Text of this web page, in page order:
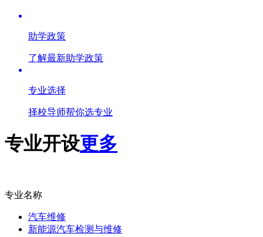
助学政策
了解最新助学政策
专业选择
择校导师帮你选专业
专业开设更多
专业名称
汽车维修
新能源汽车检测与维修